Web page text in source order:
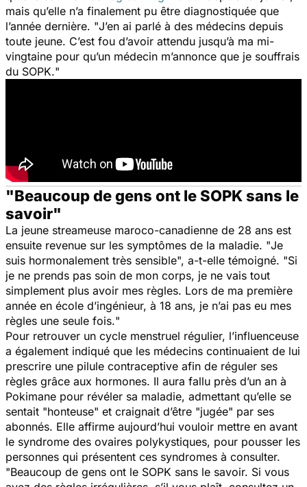
mais qu’elle n’a finalement pu être diagnostiquée que
l’année dernière. "J’en ai parlé à des médecins depuis
toute jeune. C’est fou d’avoir attendu jusqu’à ma mi-
vingtaine pour qu’un médecin m’annonce que je souffrais
du SOPK."
"Beaucoup de gens ont le SOPK sans le
savoir"
La jeune streameuse maroco-canadienne de 28 ans est
ensuite revenue sur les symptômes de la maladie. "Je
suis hormonalement très sensible", a-t-elle témoigné. "Si
je ne prends pas soin de mon corps, je ne vais tout
simplement plus avoir mes règles. Lors de ma première
année en école d’ingénieur, à 18 ans, je n’ai pas eu mes
règles une seule fois."
Pour retrouver un cycle menstruel régulier, l’influenceuse
a également indiqué que les médecins continuaient de lui
prescrire une pilule contraceptive afin de réguler ses
règles grâce aux hormones. Il aura fallu près d’un an à
Pokimane pour révéler sa maladie, admettant qu’elle se
sentait "honteuse" et craignait d’être "jugée" par ses
abonnés. Elle affirme aujourd’hui vouloir mettre en avant
le syndrome des ovaires polykystiques, pour pousser les
personnes qui présentent ces syndromes à consulter.
"Beaucoup de gens ont le SOPK sans le savoir. Si vous